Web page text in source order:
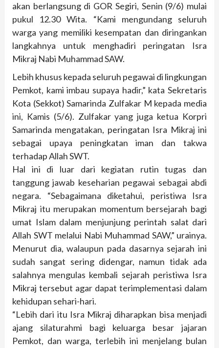
akan berlangsung di GOR Segiri, Senin (9/6) mulai
pukul 12.30 Wita. “Kami mengundang seluruh
warga yang memiliki kesempatan dan diringankan
langkahnya untuk menghadiri peringatan Isra
Mikraj Nabi Muhammad SAW.
Lebih khusus kepada seluruh pegawai di lingkungan
Pemkot, kami imbau supaya hadir,” kata Sekretaris
Kota (Sekkot) Samarinda Zulfakar M kepada media
ini, Kamis (5/6). Zulfakar yang juga ketua Korpri
Samarinda mengatakan, peringatan Isra Mikraj ini
sebagai upaya peningkatan iman dan takwa
terhadap Allah SWT.
Hal ini di luar dari kegiatan rutin tugas dan
tanggung jawab keseharian pegawai sebagai abdi
negara. “Sebagaimana diketahui, peristiwa Isra
Mikraj itu merupakan momentum bersejarah bagi
umat Islam dalam menjunjung perintah salat dari
Allah SWT melalui Nabi Muhammad SAW,” urainya.
Menurut dia, walaupun pada dasarnya sejarah ini
sudah sangat sering didengar, namun tidak ada
salahnya mengulas kembali sejarah peristiwa Isra
Mikraj tersebut agar dapat terimplementasi dalam
kehidupan sehari-hari.
“Lebih dari itu Isra Mikraj diharapkan bisa menjadi
ajang silaturahmi bagi keluarga besar jajaran
Pemkot, dan warga, terlebih ini menjelang bulan